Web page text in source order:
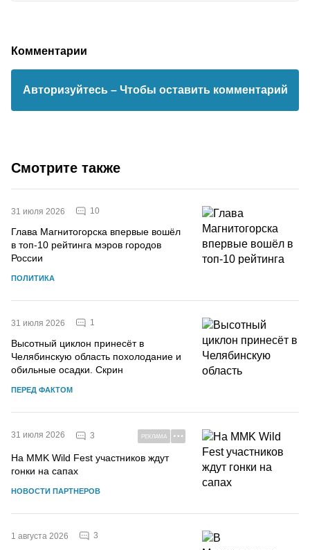
Комментарии
Авторизуйтесь – Чтобы оставить комментарий
Смотрите также
31 июля 2026 10
Глава Магнитогорска впервые вошёл
в топ-10 рейтинга мэров городов
России
ПОЛИТИКА
31 июля 2026 1
Высотный циклон принесёт в
Челябинскую область похолодание и
обильные осадки. Скрин
ПЕРЕД ФАКТОМ
31 июля 2026 3 РЕКЛАМА
На MMK Wild Fest участников ждут
гонки на сапах
НОВОСТИ ПАРТНЕРОВ
1 августа 2026 3